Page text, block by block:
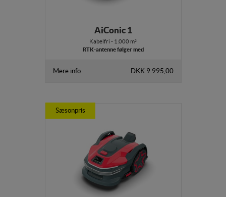
AiConic 1
Kabelfri - 1.000 m²
RTK-antenne følger med
Mere info DKK 9.995,00
Sæsonpris